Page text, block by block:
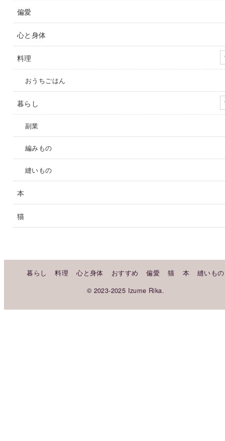
偏愛
心と身体
料理
おうちごはん
暮らし
副業
編みもの
縫いもの
本
猫
暮らし 料理 心と身体 おすすめ 偏愛 猫 本
縫いもの
© 2023-2025 Izume Rika.